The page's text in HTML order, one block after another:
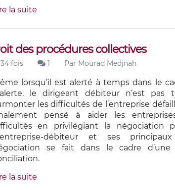
la suite
des procédures collectives
fois 1 Par Mourad Medjnah
lorsqu’il est alerté à temps dans le
le dirigeant débiteur n’est pas
les difficultés de l’entreprise
pensé à aider les
en privilégiant la négociation
débiteur et ses
se fait dans le cadre
la suite